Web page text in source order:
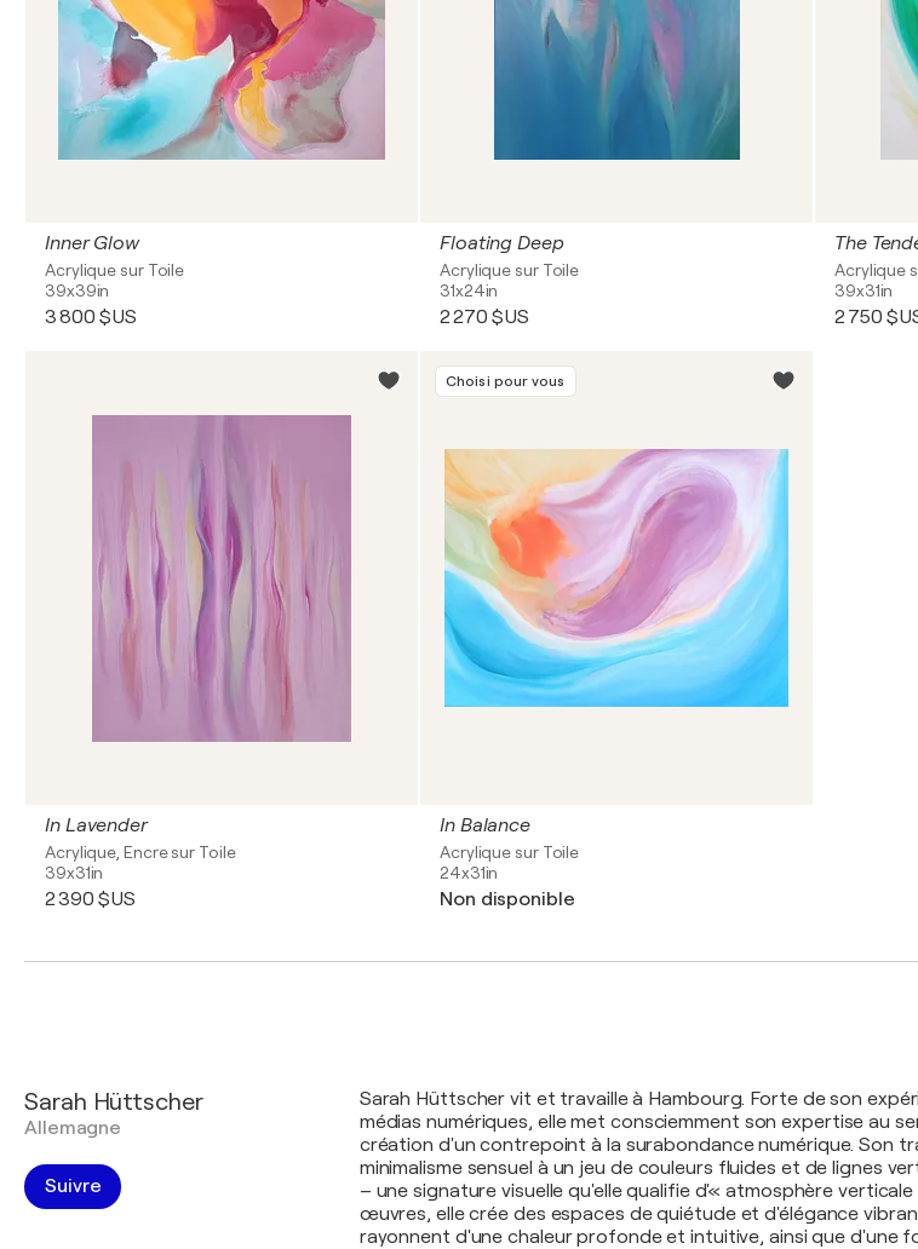
Inner Glow
Acrylique sur Toile
39x39in
3 800 $US
Floating Deep
Acrylique sur Toile
31x24in
2 270 $US
The
Acrylique
39x31in
2 750
In Lavender
Acrylique, Encre sur Toile
39x31in
2 390 $US
Choisi pour vous
In Balance
Acrylique sur Toile
24x31in
Non disponible
Sarah Hüttscher
Allemagne
Suivre
Sarah Hüttscher vit et travaille à Hambourg. Forte de son
médias numériques, elle met consciemment son expertise au
création d'un contrepoint à la surabondance numérique. Son
minimalisme sensuel à un jeu de couleurs fluides et de lignes
– une signature visuelle qu'elle qualifie d'« atmosphère verticale
œuvres, elle crée des espaces de quiétude et d'élégance
rayonnent d'une chaleur profonde et intuitive, ainsi que d'une